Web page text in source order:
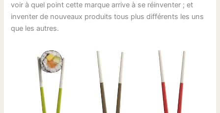
voir à quel point cette marque arrive à se réinventer ; et
inventer de nouveaux produits tous plus différents les uns
que les autres.